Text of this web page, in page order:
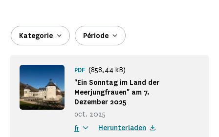
Kategorie Période
"Ein Sonntag im Land der
Meerjungfrauen" am 7.
Dezember 2025
oct. 2025
PDF (858,44 kB)
fr Herunterladen